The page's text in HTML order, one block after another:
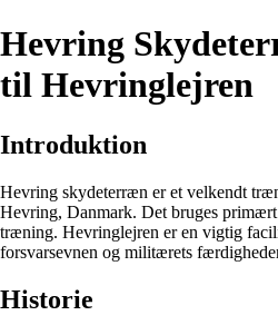
Hevring
til Hevringlejren
Introduktion
Hevring skydeterræn er et velkendt
Hevring, Danmark. Det bruges
træning. Hevringlejren er en vigtig
forsvarsevnen og militærets
Historie